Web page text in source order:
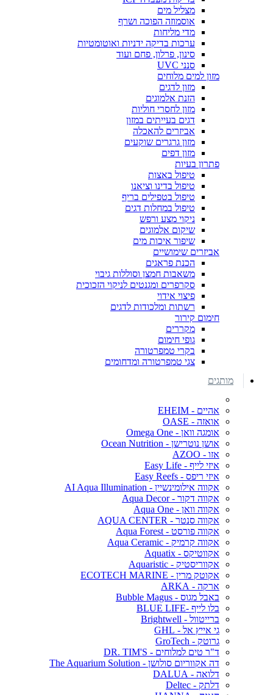
מצליל מים
אוסמוזה הפוכה ושרף
מדי מליחות
ערכות בדיקה ידניות ואוטומטיות
סינון, פרלון, פחם ועוד
סנני UVC
מזון למים מלוחים
מזון לדגים
הזנת אלמוגים
מזון לחסרי חוליות
דגים בעייתים במזון
אביזרים להאכלה
מזון גרגרים שוקעים
מזון דפים
פתרון בעיות
טיפול באצות
טיפול בדינו וציאנו
טיפול בטפילים בריף
טיפול במחלות דגים
ניקוי מצע ורפש
שיקום אלמוגים
שיפור איכות מים
אביזרים שימושיים
הכנת פראגים
משאבות חמצן וסוללות גיבוי
סקרפרים ומגנטים לניקוי הזכוכית
פיצוי אידוי
רשתות ומלכודות לדגים
חימום קירור
מקררים
גופי חימום
בקרי טמפרטורה
צגי טמפרטורה ומדחומים
מותגים
אהיים - EHEIM
אואזה - OASE
אומגה וואן - Omega One
אושן נוטרישן - Ocean Nutrition
אזו - AZOO
איזי לייף - Easy Life
איזי ריפס - Easy Reefs
אקווה אילומינשיין - AI Aqua Illumination
אקווה דקור - Aqua Decor
אקווה וואן - Aqua One
אקווה סנטר - AQUA CENTER
אקווה פורסט - Aqua Forest
אקווה קרמיק - Aqua Ceramic
אקווטיקס - Aquatix
אקווריסטיק - Aquaristic
אקוטק מרין - ECOTECH MARINE
ארקה - ARKA
באבל מגוס - Bubble Magus
בלו לייף -BLUE LIFE
ברייטוול - Brightwell
גי אייץ אל - GHL
גרוטק - GroTech
ד"ר טים למלוחים - DR. TIM'S
דה אקווריום סולושן - The Aquarium Solution
דלואה - DALUA
דלתק - Deltec